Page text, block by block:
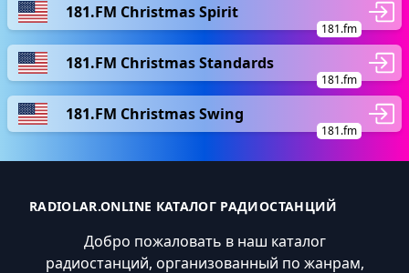
181.FM Christmas Spirit
181.fm
181.FM Christmas Standards
181.fm
181.FM Christmas Swing
181.fm
RADIOLAR.ONLINE КАТАЛОГ РАДИОСТАНЦИЙ
Добро пожаловать в наш каталог
радиостанций, организованный по жанрам,